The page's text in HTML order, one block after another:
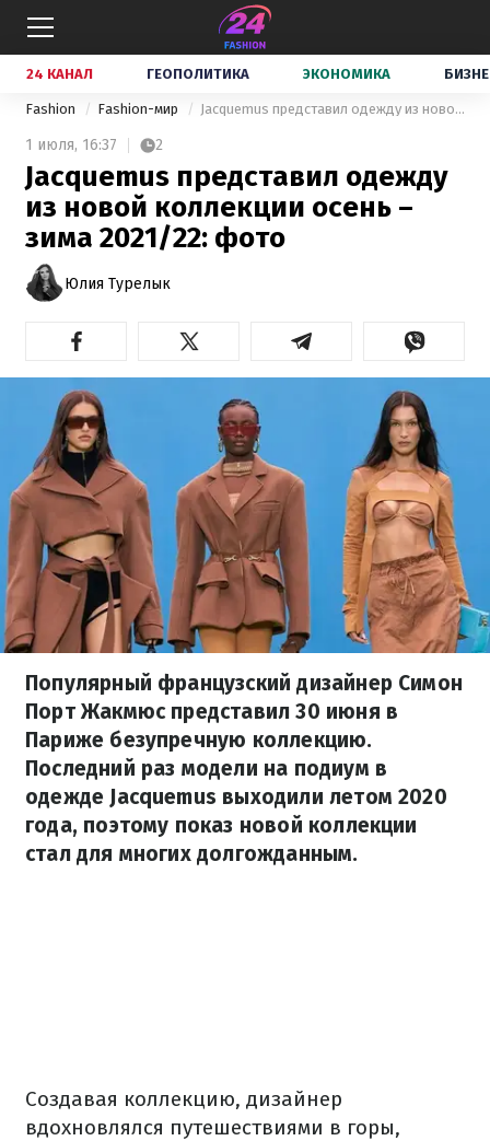
24 КАНАЛ ГЕОПОЛИТИКА ЭКОНОМИКА
Fashion Fashion-мир Jacquemus представил одежду из новой коллекции осень – зима 2021/22: фото
1 июля, 16:37 2
Jacquemus представил одежду
из новой коллекции осень –
зима 2021/22: фото
Юлия Турелык
Популярный французский дизайнер Симон
Порт Жакмюс представил 30 июня в
Париже безупречную коллекцию.
Последний раз модели на подиум в
одежде Jacquemus выходили летом 2020
года, поэтому показ новой коллекции
стал для многих долгожданным.
Создавая коллекцию, дизайнер
вдохновлялся путешествиями в горы,